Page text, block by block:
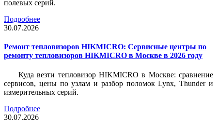
полевых серий.
Подробнее
30.07.2026
Ремонт тепловизоров HIKMICRO: Сервисные центры по
ремонту тепловизоров HIKMICRO в Москве в 2026 году
Куда везти тепловизор HIKMICRO в Москве: сравнение
сервисов, цены по узлам и разбор поломок Lynx, Thunder и
измерительных серий.
Подробнее
30.07.2026